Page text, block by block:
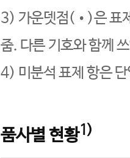
3) 가운뎃점(•)은 표
줌. 다른 기호와 함께
4) 미분석 표제 항은
품사별 현황1)